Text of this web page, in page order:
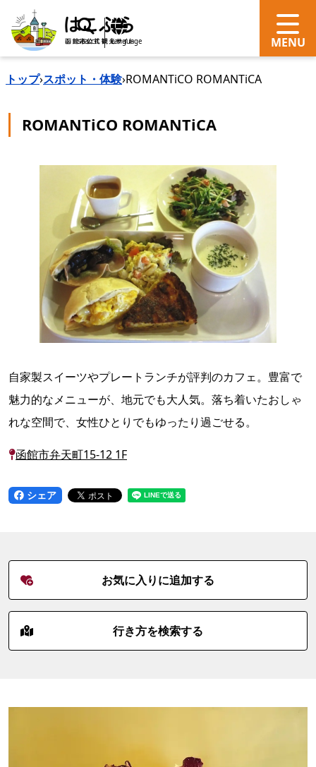
search Language
トップ›スポット・体験›ROMANTiCO ROMANTiCA
ROMANTiCO ROMANTiCA
自家製スイーツやプレートランチが評判のカフェ。豊富で
魅力的なメニューが、地元でも大人気。落ち着いたおしゃ
れな空間で、女性ひとりでもゆったり過ごせる。
函館市弁天町15-12 1F
シェア
お気に入りに追加する
行き方を検索する